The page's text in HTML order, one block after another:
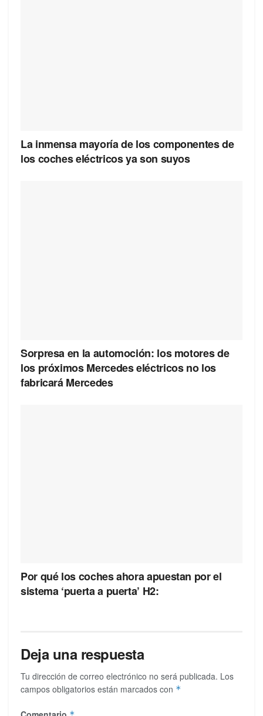
La inmensa mayoría de los componentes de
los coches eléctricos ya son suyos
Sorpresa en la automoción: los motores de
los próximos Mercedes eléctricos no los
fabricará Mercedes
Por qué los coches ahora apuestan por el
sistema ‘puerta a puerta’ H2:
Deja una respuesta
Tu dirección de correo electrónico no será publicada. Los
campos obligatorios están marcados con *